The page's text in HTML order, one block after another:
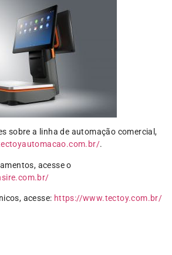
sobre a linha de automação comercial,
.
acesse o
acesse: https://www.tectoy.com.br/